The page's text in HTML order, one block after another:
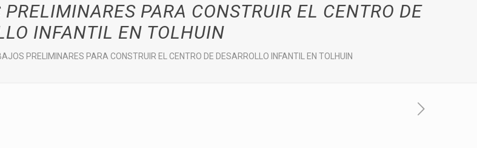
PARA CONSTRUIR EL CENTRO DE
INFANTIL EN TOLHUIN
PRELIMINARES PARA CONSTRUIR EL CENTRO DE DESARROLLO INFANTIL EN TOLHUIN